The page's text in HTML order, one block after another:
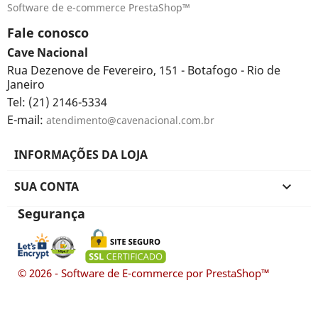
Software de e-commerce PrestaShop™
Fale conosco
Cave Nacional
Rua Dezenove de Fevereiro, 151 - Botafogo - Rio de
Janeiro
Tel: (21) 2146-5334
E-mail: atendimento@cavenacional.com.br
INFORMAÇÕES DA LOJA
SUA CONTA

Segurança
© 2026 - Software de E-commerce por PrestaShop™